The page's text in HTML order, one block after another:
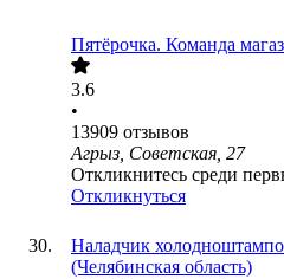
Пятёрочка. Команда
3.6
•
13909 отзывов
Агрыз, Советская, 27
Откликнитесь среди
Откликнуться
Наладчик
(Челябинская область)